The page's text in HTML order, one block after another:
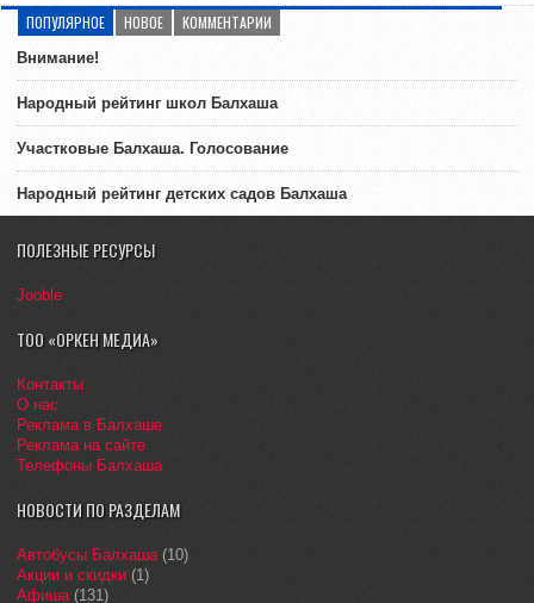
ПОПУЛЯРНОЕ НОВОЕ КОММЕНТАРИИ
Внимание!
Народный рейтинг школ Балхаша
Участковые Балхаша. Голосование
Народный рейтинг детских садов Балхаша
ПОЛЕЗНЫЕ РЕСУРСЫ
Jooble
ТОО «ОРКЕН МЕДИА»
Контакты
О нас
Реклама в Балхаше
Реклама на сайте
Телефоны Балхаша
НОВОСТИ ПО РАЗДЕЛАМ
Автобусы Балхаша(10)
Акции и скидки (1)
Афиша(131)